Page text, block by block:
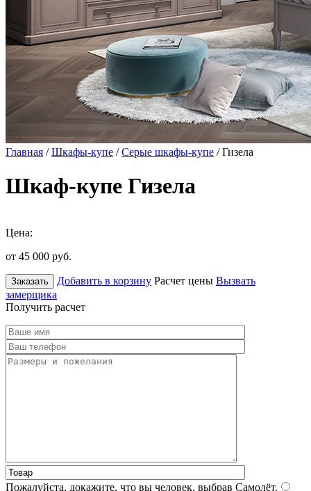
Главная /Шкафы-купе /Серые шкафы-купе / Гизела
Шкаф-купе Гизела
Цена:
от 45 000 руб.
Заказать Добавить в корзину Расчет цены Вызвать
замерщика
Получить расчет
Пожалуйста, докажите, что вы человек, выбрав Самолёт.